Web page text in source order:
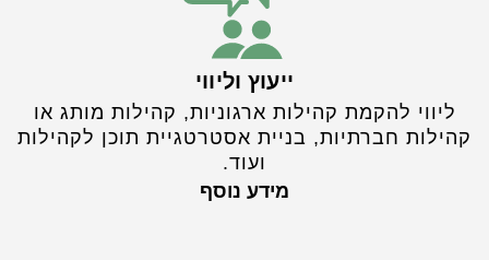
ייעוץ וליווי
ליווי להקמת קהילות ארגוניות, קהילות מותג או
קהילות חברתיות, בניית אסטרטגיית תוכן לקהילות
ועוד.
מידע נוסף